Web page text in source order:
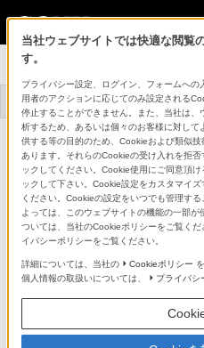
システムカメラ
トップ 商品一覧
マルチフォーマットポータブルカメラ
HDC-5500
主な仕様
●：対応 -：該当なし
仕様書・
当社ウェブサイトでは快適な閲覧
す。
プライバシー設定、ログイン、フォームへ
用者のアクションに応じてのみ設定される
停止することができません。また、当社は
析するため、あるいは個々のお客様に対し
供する等の目的のため、Cookieおよび類似
あります。それらのCookieの受け入れを拒
ックしてください。Cookie使用にご同意頂
ックして下さい。Cookie設定をカスタマイ
ください。Cookieの設定をいつでも管理す
よっては、このウェブサイトの機能の一部
ついては、当社のCookieポリシーをご覧く
イバシーポリシーをご覧ください。
詳細については、当社の Cookieポリシー
個人情報の取扱いについては、
プライバシ